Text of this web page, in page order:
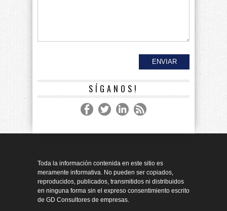
SÍGANOS!
Toda la información contenida en este sitio es
meramente informativa. No pueden ser copiados,
reproducidos, publicados, transmitidos ni distribuidos
en ninguna forma sin el expreso consentimiento escrito
de GD Consultores de empresas.